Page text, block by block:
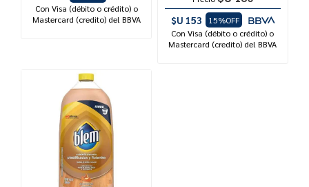
Con Visa (débito o crédito) o
Mastercard (credito) del BBVA
$U 153
15%OFF
Con Visa (débito o crédito) o
Mastercard (credito) del BBVA